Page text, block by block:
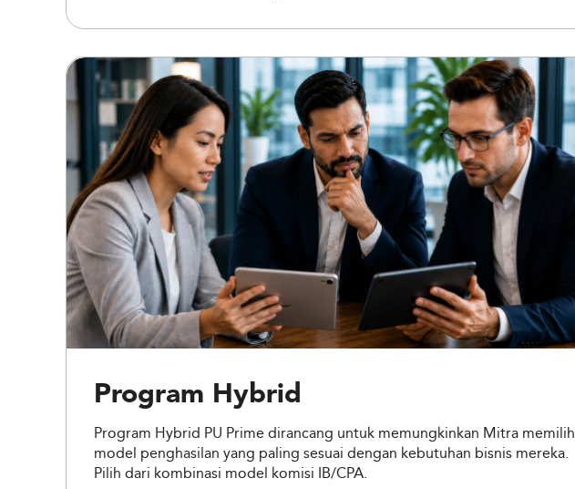
Program Hybrid
Program Hybrid PU Prime dirancang untuk memungkinkan Mitra memilih
model penghasilan yang paling sesuai dengan kebutuhan bisnis mereka.
Pilih dari kombinasi model komisi IB/CPA.